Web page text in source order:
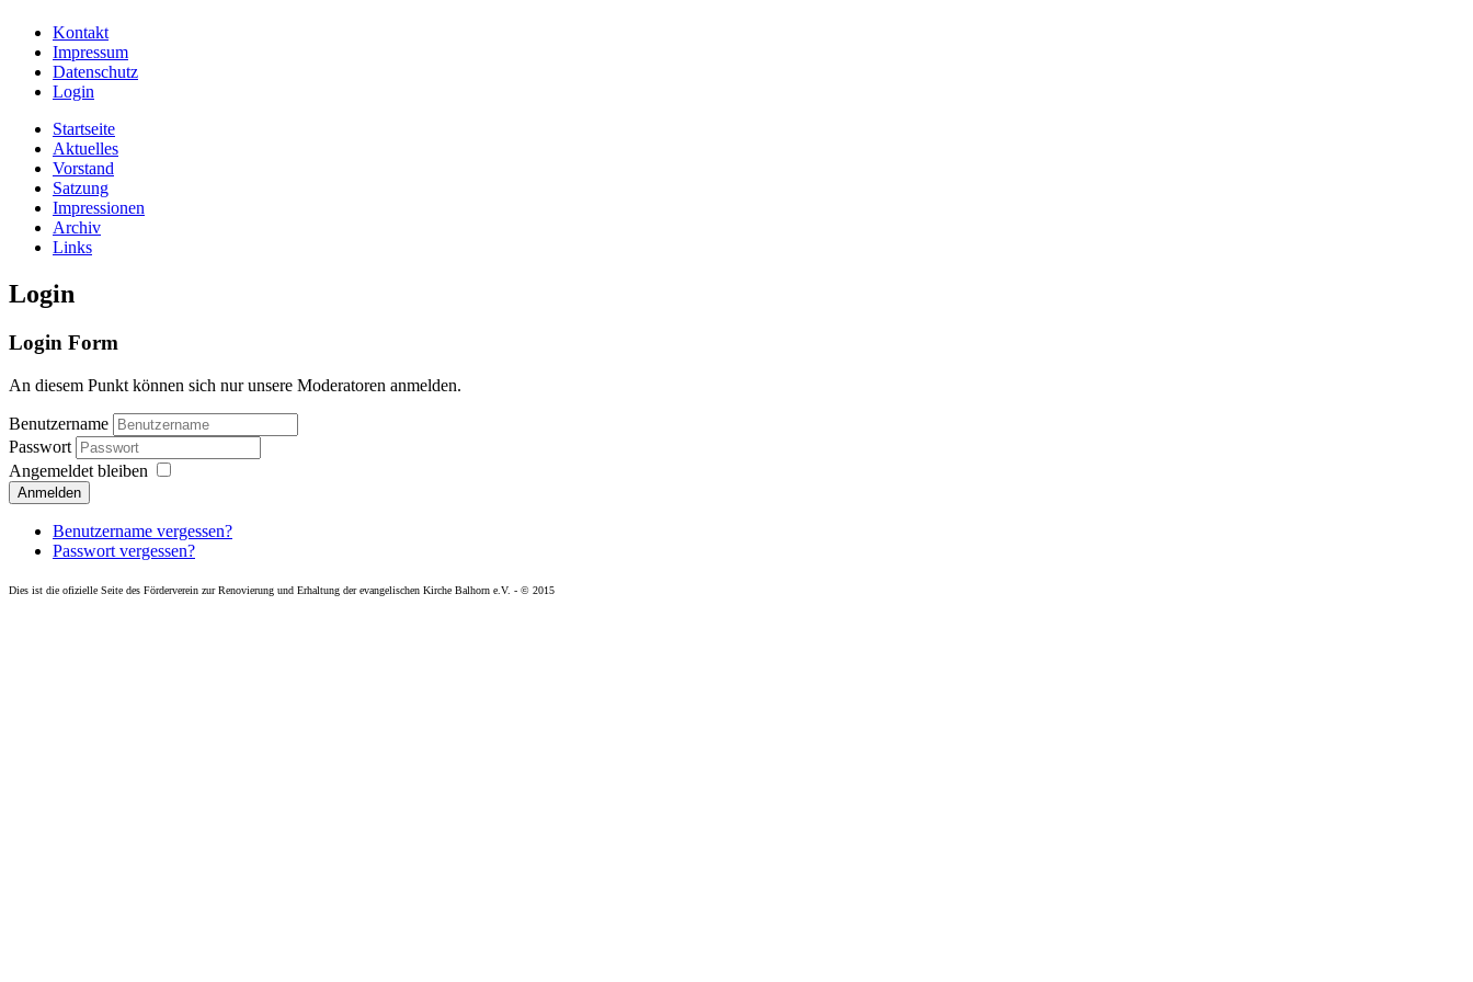
Kontakt
Impressum
Datenschutz
Login
Startseite
Aktuelles
Vorstand
Satzung
Impressionen
Archiv
Links
Login
Login Form
An diesem Punkt können sich nur unsere Moderatoren anmelden.
Benutzername
Passwort
Angemeldet bleiben
Anmelden
Benutzername vergessen?
Passwort vergessen?
Dies ist die ofizielle Seite des Förderverein zur Renovierung und Erhaltung der evangelischen Kirche Balhorn e.V. - © 2015